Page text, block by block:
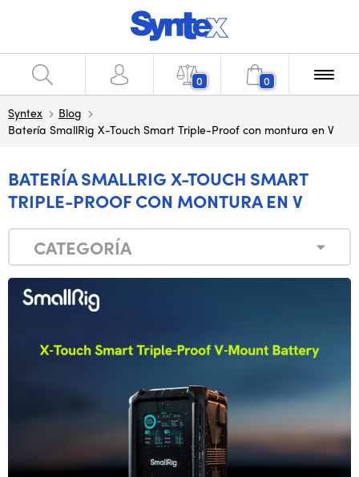
0 0
Syntex
Blog
Batería SmallRig X-Touch Smart Triple-Proof con montura en V
BATERÍA SMALLRIG X-TOUCH SMART
TRIPLE-PROOF CON MONTURA EN V
CATEGORÍA